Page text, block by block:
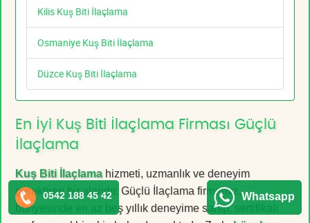
Kilis Kuş Biti İlaçlama
Osmaniye Kuş Biti İlaçlama
Düzce Kuş Biti İlaçlama
En İyi Kuş Biti İlaçlama Firması Güçlü
İlaçlama
Kuş Biti İlaçlamahizmeti, uzmanlık ve deneyim
gerektiren bir alandır. Güçlü İlaçlama firmamız,
bünyesinde en az beş yıllık deneyime sahip, sertifikalı
0542 188 45 42 Whatsapp